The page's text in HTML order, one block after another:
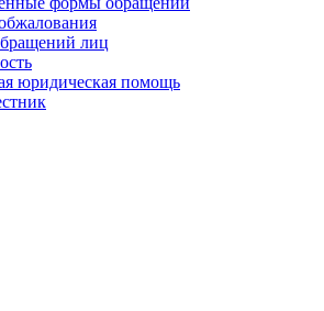
лиц
юридическая помощь